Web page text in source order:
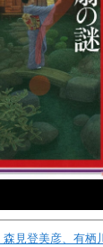
森見登美彦、有栖